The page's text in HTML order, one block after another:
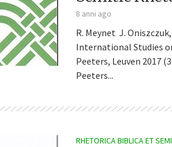
8 anni ago
R. Meynet ­ J.
International Studies
Peeters, Leuven 2017
Peeters...
RHETORICA BIBLICA ET